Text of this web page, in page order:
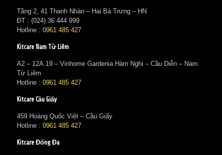
Tầng 2, 41 Thanh Nhàn – Hai Bà Trưng – HN
ĐT : (024) 36 444 999
Hotline : 0961 485 427
Kitcare Nam Từ Liêm
A2 – 12A.19 – Vinhome Gardenia Hàm Nghi – Cầu Diễn – Nam
Từ Liêm
Hotline : 0961 485 427
Kitcare Cầu Giấy
459 Hoàng Quốc Việt – Cầu Giấy
Hotline : 0961 485 427
Kitcare Đống Đa